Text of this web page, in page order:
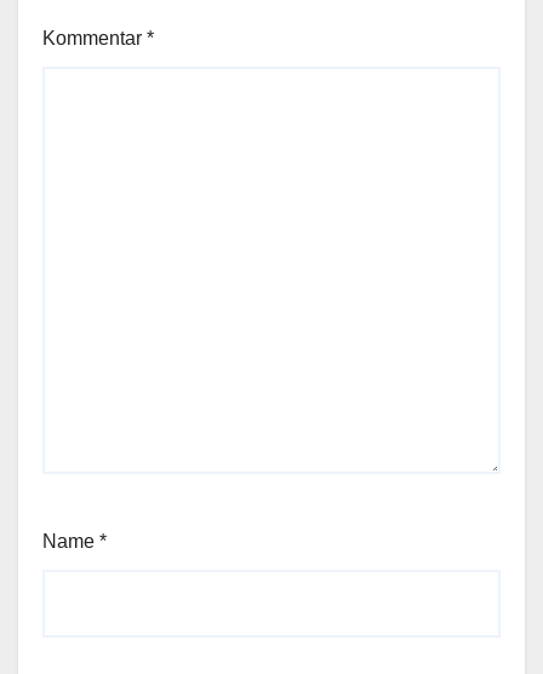
Kommentar *
Name *